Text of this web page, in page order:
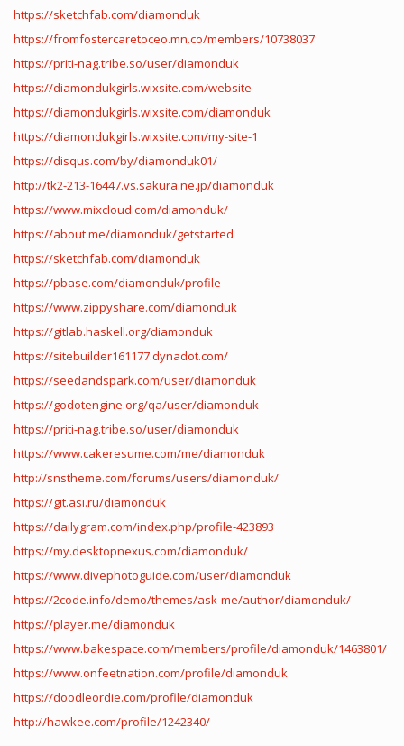
https://sketchfab.com/diamonduk
https://fromfostercaretoceo.mn.co/members/10738037
https://priti-nag.tribe.so/user/diamonduk
https://diamondukgirls.wixsite.com/website
https://diamondukgirls.wixsite.com/diamonduk
https://diamondukgirls.wixsite.com/my-site-1
https://disqus.com/by/diamonduk01/
http://tk2-213-16447.vs.sakura.ne.jp/diamonduk
https://www.mixcloud.com/diamonduk/
https://about.me/diamonduk/getstarted
https://sketchfab.com/diamonduk
https://pbase.com/diamonduk/profile
https://www.zippyshare.com/diamonduk
https://gitlab.haskell.org/diamonduk
https://sitebuilder161177.dynadot.com/
https://seedandspark.com/user/diamonduk
https://godotengine.org/qa/user/diamonduk
https://priti-nag.tribe.so/user/diamonduk
https://www.cakeresume.com/me/diamonduk
http://snstheme.com/forums/users/diamonduk/
https://git.asi.ru/diamonduk
https://dailygram.com/index.php/profile-423893
https://my.desktopnexus.com/diamonduk/
https://www.divephotoguide.com/user/diamonduk
https://2code.info/demo/themes/ask-me/author/diamonduk/
https://player.me/diamonduk
https://www.bakespace.com/members/profile/diamonduk/1463801/
https://www.onfeetnation.com/profile/diamonduk
https://doodleordie.com/profile/diamonduk
http://hawkee.com/profile/1242340/